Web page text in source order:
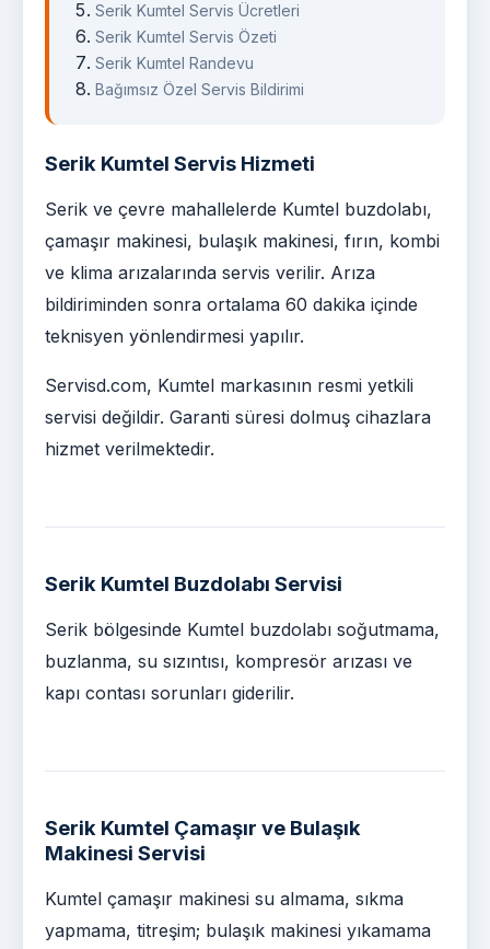
Serik Kumtel Servis Ücretleri
Serik Kumtel Servis Özeti
Serik Kumtel Randevu
Bağımsız Özel Servis Bildirimi
Serik Kumtel Servis Hizmeti
Serik ve çevre mahallelerde Kumtel buzdolabı,
çamaşır makinesi, bulaşık makinesi, fırın, kombi
ve klima arızalarında servis verilir. Arıza
bildiriminden sonra ortalama 60 dakika içinde
teknisyen yönlendirmesi yapılır.
Servisd.com, Kumtel markasının resmi yetkili
servisi değildir. Garanti süresi dolmuş cihazlara
hizmet verilmektedir.
Serik Kumtel Buzdolabı Servisi
Serik bölgesinde Kumtel buzdolabı soğutmama,
buzlanma, su sızıntısı, kompresör arızası ve
kapı contası sorunları giderilir.
Serik Kumtel Çamaşır ve Bulaşık
Makinesi Servisi
Kumtel çamaşır makinesi su almama, sıkma
yapmama, titreşim; bulaşık makinesi yıkamama